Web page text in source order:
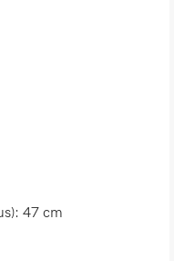
47 cm